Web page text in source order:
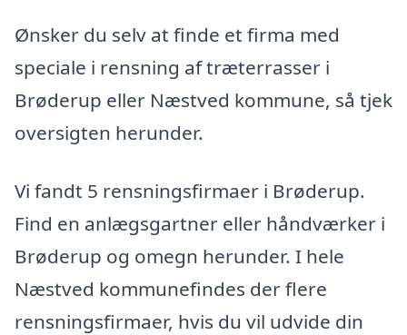
Ønsker du selv at finde et firma med
speciale i rensning af træterrasser i
Brøderup eller Næstved kommune, så tjek
oversigten herunder.
Vi fandt 5 rensningsfirmaer i Brøderup.
Find en anlægsgartner eller håndværker i
Brøderup og omegn herunder. I hele
Næstved kommunefindes der flere
rensningsfirmaer, hvis du vil udvide din